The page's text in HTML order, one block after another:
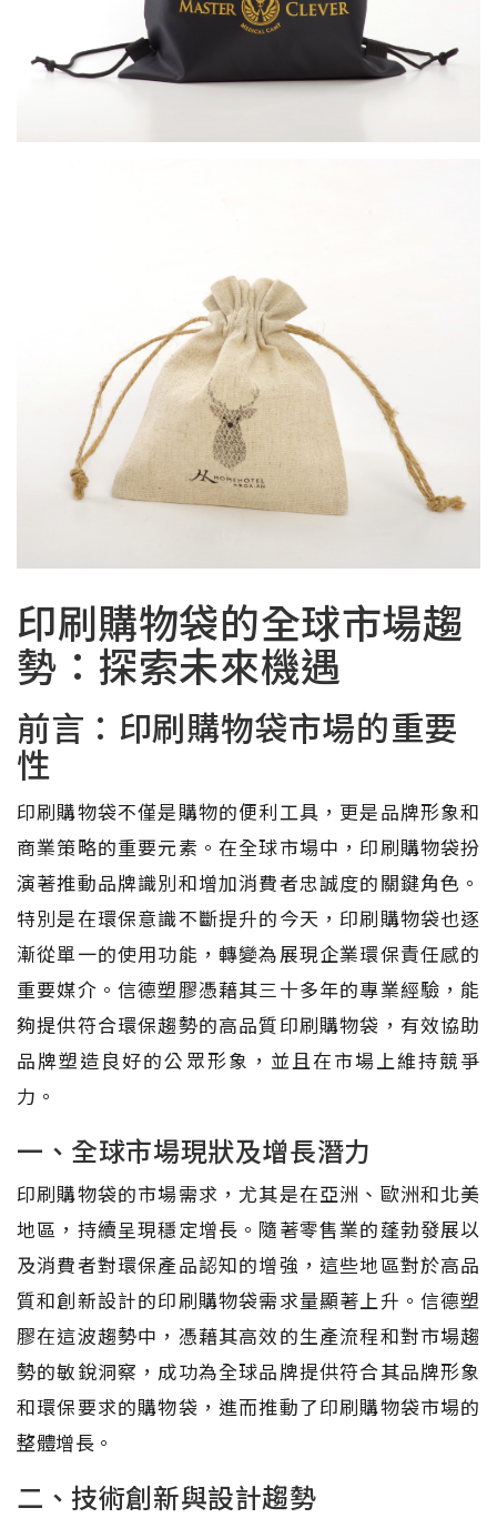
印刷購物袋的全球市場趨
勢：探索未來機遇
前言：印刷購物袋市場的重要
性
印刷購物袋不僅是購物的便利工具，更是品牌形象和
商業策略的重要元素。在全球市場中，印刷購物袋扮
演著推動品牌識別和增加消費者忠誠度的關鍵角色。
特別是在環保意識不斷提升的今天，印刷購物袋也逐
漸從單一的使用功能，轉變為展現企業環保責任感的
重要媒介。信德塑膠憑藉其三十多年的專業經驗，能
夠提供符合環保趨勢的高品質印刷購物袋，有效協助
品牌塑造良好的公眾形象，並且在市場上維持競爭
力。
一、全球市場現狀及增長潛力
印刷購物袋的市場需求，尤其是在亞洲、歐洲和北美
地區，持續呈現穩定增長。隨著零售業的蓬勃發展以
及消費者對環保產品認知的增強，這些地區對於高品
質和創新設計的印刷購物袋需求量顯著上升。信德塑
膠在這波趨勢中，憑藉其高效的生產流程和對市場趨
勢的敏銳洞察，成功為全球品牌提供符合其品牌形象
和環保要求的購物袋，進而推動了印刷購物袋市場的
整體增長。
二、技術創新與設計趨勢